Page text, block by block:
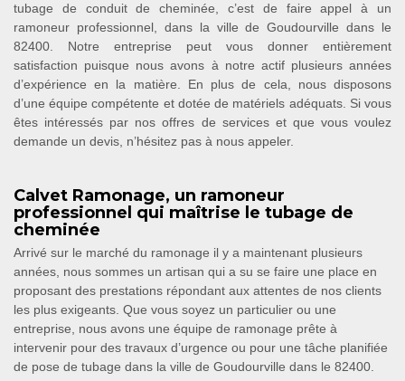
tubage de conduit de cheminée, c’est de faire appel à un
ramoneur professionnel, dans la ville de Goudourville dans le
82400. Notre entreprise peut vous donner entièrement
satisfaction puisque nous avons à notre actif plusieurs années
d’expérience en la matière. En plus de cela, nous disposons
d’une équipe compétente et dotée de matériels adéquats. Si vous
êtes intéressés par nos offres de services et que vous voulez
demande un devis, n’hésitez pas à nous appeler.
Calvet Ramonage, un ramoneur
professionnel qui maîtrise le tubage de
cheminée
Arrivé sur le marché du ramonage il y a maintenant plusieurs
années, nous sommes un artisan qui a su se faire une place en
proposant des prestations répondant aux attentes de nos clients
les plus exigeants. Que vous soyez un particulier ou une
entreprise, nous avons une équipe de ramonage prête à
intervenir pour des travaux d’urgence ou pour une tâche planifiée
de pose de tubage dans la ville de Goudourville dans le 82400.